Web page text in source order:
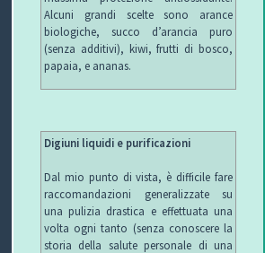
Alcuni grandi scelte sono arance
biologiche, succo d’arancia puro
(senza additivi), kiwi, frutti di bosco,
papaia, e ananas.
Digiuni liquidi e purificazioni
Dal mio punto di vista, è difficile fare
raccomandazioni generalizzate su
una pulizia drastica e effettuata una
volta ogni tanto (senza conoscere la
storia della salute personale di una